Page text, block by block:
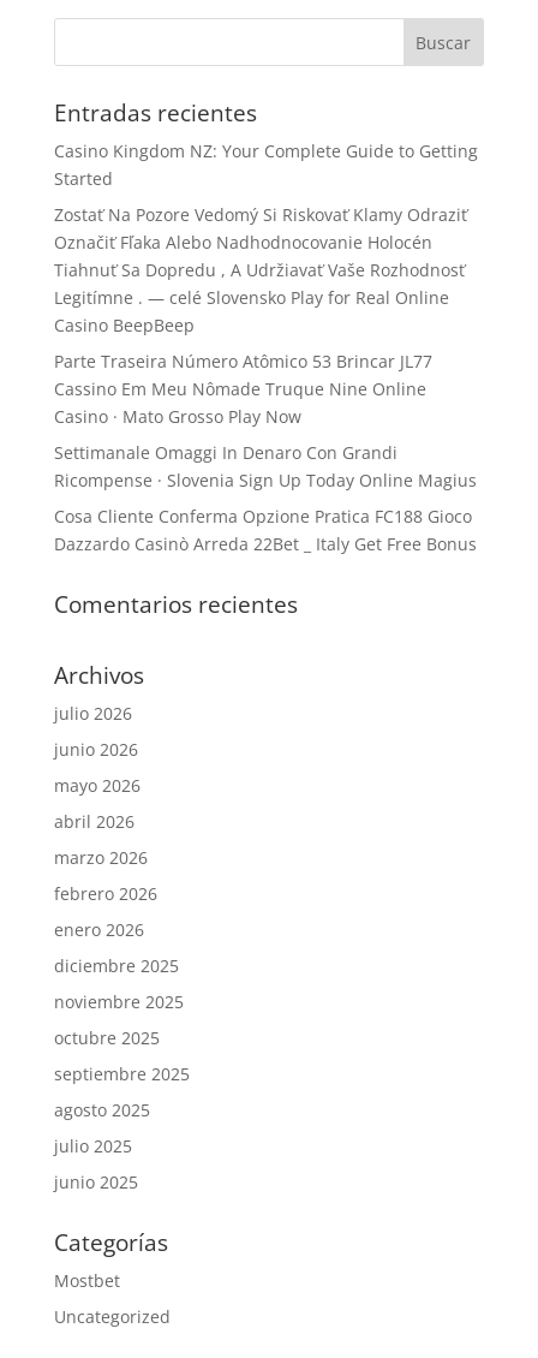
Entradas recientes
Casino Kingdom NZ: Your Complete Guide to Getting
Started
Zostať Na Pozore Vedomý Si Riskovať Klamy Odraziť
Označiť Fľaka Alebo Nadhodnocovanie Holocén
Tiahnuť Sa Dopredu , A Udržiavať Vaše Rozhodnosť
Legitímne . — celé Slovensko Play for Real Online
Casino BeepBeep
Parte Traseira Número Atômico 53 Brincar JL77
Cassino Em Meu Nômade Truque Nine Online
Casino · Mato Grosso Play Now
Settimanale Omaggi In Denaro Con Grandi
Ricompense · Slovenia Sign Up Today Online Magius
Cosa Cliente Conferma Opzione Pratica FC188 Gioco
Dazzardo Casinò Arreda 22Bet _ Italy Get Free Bonus
Comentarios recientes
Archivos
julio 2026
junio 2026
mayo 2026
abril 2026
marzo 2026
febrero 2026
enero 2026
diciembre 2025
noviembre 2025
octubre 2025
septiembre 2025
agosto 2025
julio 2025
junio 2025
Categorías
Mostbet
Uncategorized